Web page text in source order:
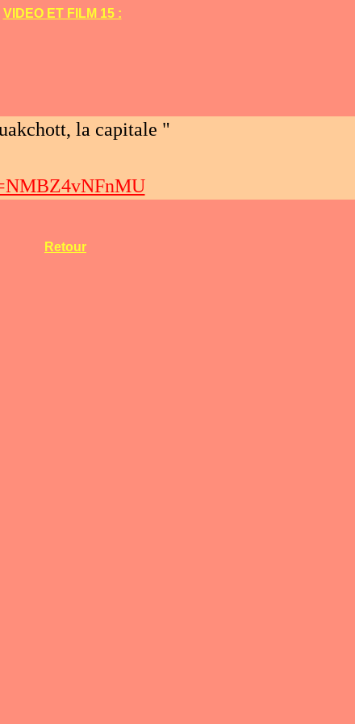
VIDEO ET FILM 15 :
la capitale "
Retour